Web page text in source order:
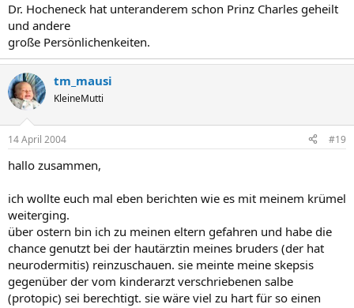
Dr. Hocheneck hat unteranderem schon Prinz Charles geheilt
und andere
große Persönlichenkeiten.
tm_mausi
KleineMutti
14 April 2004 #19
hallo zusammen,
ich wollte euch mal eben berichten wie es mit meinem krümel
weiterging.
über ostern bin ich zu meinen eltern gefahren und habe die
chance genutzt bei der hautärztin meines bruders (der hat
neurodermitis) reinzuschauen. sie meinte meine skepsis
gegenüber der vom kinderarzt verschriebenen salbe
(protopic) sei berechtigt. sie wäre viel zu hart für so einen